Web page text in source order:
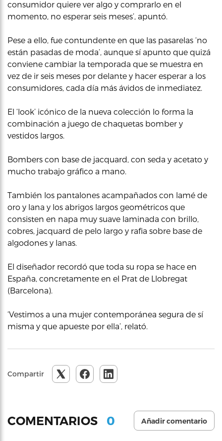
consumidor quiere ver algo y comprarlo en el
momento, no esperar seis meses’, apuntó.
Pese a ello, fue contundente en que las pasarelas ‘no
están pasadas de moda’, aunque sí apunto que quizá
conviene cambiar la temporada que se muestra en
vez de ir seis meses por delante y hacer esperar a los
consumidores, cada día más ávidos de inmediatez.
El ‘look’ icónico de la nueva colección lo forma la
combinación a juego de chaquetas bomber y
vestidos largos.
Bombers con base de jacquard, con seda y acetato y
mucho trabajo gráfico a mano.
También los pantalones acampañados con lamé de
oro y lana y los abrigos largos geométricos que
consisten en napa muy suave laminada con brillo,
cobres, jacquard de pelo largo y rafia sobre base de
algodones y lanas.
El diseñador recordó que toda su ropa se hace en
España, concretamente en el Prat de Llobregat
(Barcelona).
‘Vestimos a una mujer contemporánea segura de sí
misma y que apueste por ella’, relató.
Compartir
COMENTARIOS 0 Añadir comentario